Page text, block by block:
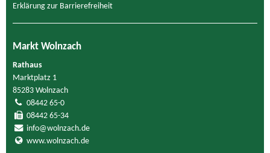
Erklärung zur Barrierefreiheit
Markt Wolnzach
Rathaus
Marktplatz 1
85283 Wolnzach
08442 65-0
08442 65-34
info@wolnzach.de
www.wolnzach.de